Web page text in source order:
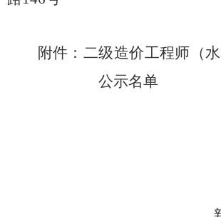
附件： 二级造价工程师（
公示名单